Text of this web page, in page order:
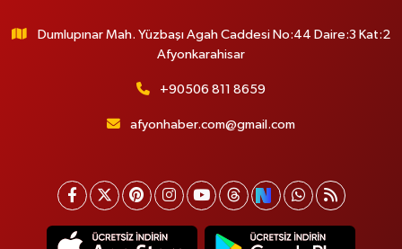
Dumlupınar Mah. Yüzbaşı Agah Caddesi No:44 Daire:3 Kat:2
Afyonkarahisar
+90506 811 8659
afyonhaber.com@gmail.com